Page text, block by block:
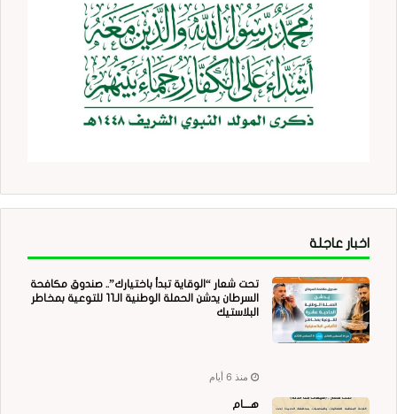
اخبار عاجلة
تحت شعار “الوقاية تبدأ باختيارك”.. صندوق مكافحة
السرطان يدشن الحملة الوطنية الـ11 للتوعية بمخاطر
البلاستيك
منذ 6 أيام
هــــام